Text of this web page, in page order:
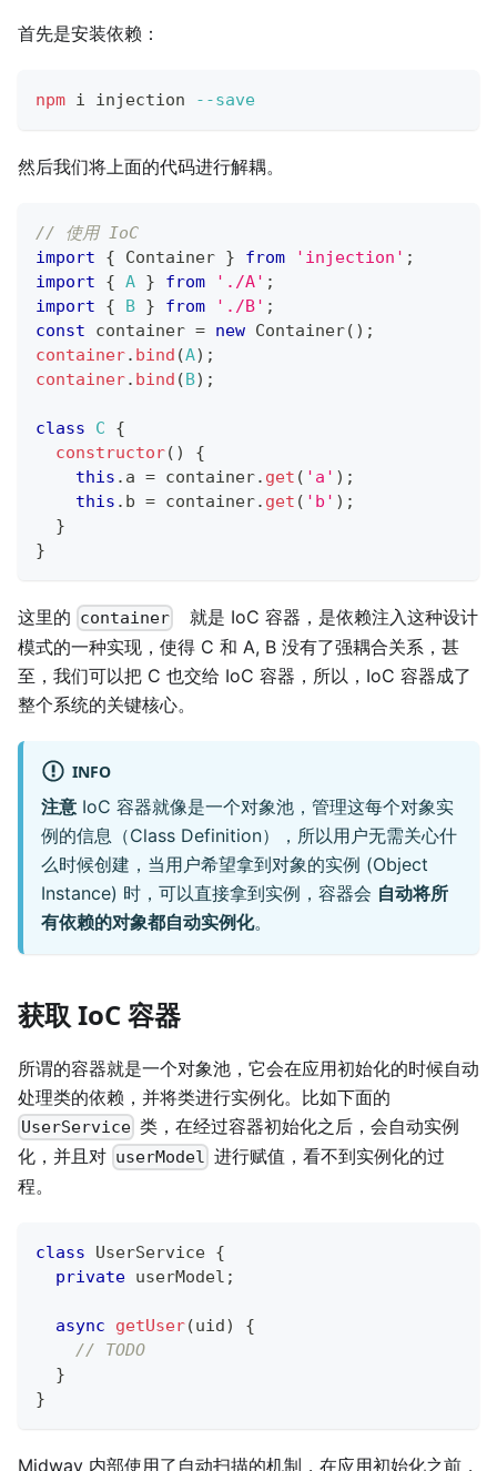
首先是安装依赖：
npm i injection --save
然后我们将上面的代码进行解耦。
// 使用 IoC
import
{ Container } from 'injection' ;
import
{ A } from './A' ;
import
{ B } from './B' ;
const container = new Container( ) ;
container. bind (A) ;
container. bind (B) ;
class C
{
constructor( )
{
this . a = container. get ( 'a' ) ;
this . b = container. get ( 'b' ) ;
}
}
这里的 container
就是 IoC 容器，是依赖注入这种设计
模式的一种实现，使得 C 和 A, B 没有了强耦合关系，甚
至，我们可以把 C 也交给 IoC 容器，所以，IoC 容器成了
整个系统的关键核心。
INFO
注意 IoC 容器就像是一个对象池，管理这每个对象实
例的信息（Class Definition），所以用户无需关心什
么时候创建，当用户希望拿到对象的实例 (Object
Instance) 时，可以直接拿到实例，容器会 自动将所
有依赖的对象都自动实例化。
获取 IoC 容器
所谓的容器就是一个对象池，它会在应用初始化的时候自动
处理类的依赖，并将类进行实例化。比如下面的
UserService 类，在经过容器初始化之后，会自动实例
化，并且对 userModel 进行赋值，看不到实例化的过
程。
class UserService {
private userModel ;
async getUser(uid)
{
// TODO
}
}
Midway 内部使用了自动扫描的机制，在应用初始化之前，